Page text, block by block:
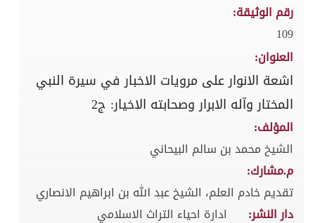
رقم الوثيقة:
109
العنوان:
اشعة الانوار على مرويات الاخبار في سيرة النبي
المختار وآله الابرار وصحابته الاخيار: ج2
المؤلف:
الشيخ محمد بن سالم البيحاني
م.مشارك:
تقديم خادم العلم، الشيخ عبد الله بن ابراهيم الانصاري
دار النشر:
ادارة احياء التراث الاسلامي